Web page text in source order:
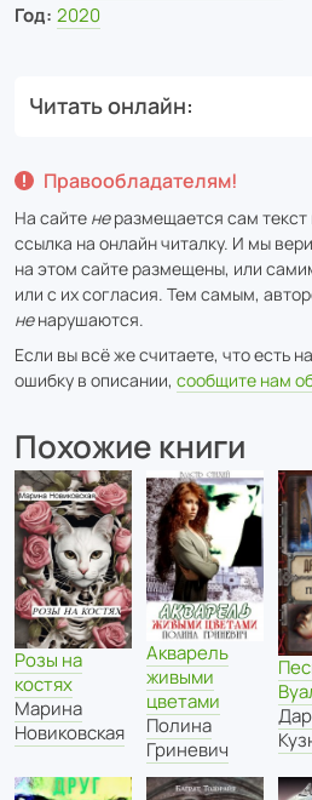
Год: 2020
Читать онлайн
Правообладателям!
На сайте неразмещается сам текст
ссылка на онлайн читалку. И мы
на этом сайте размещены, или
или с их согласия. Тем самым,
ненарушаются.
Если вы всё же считаете, что есть
ошибку в описании, сообщите нам
Похожие книги
Розы на
костях
Марина
Новиковская
Акварель
живыми
цветами
Полина
Гриневич